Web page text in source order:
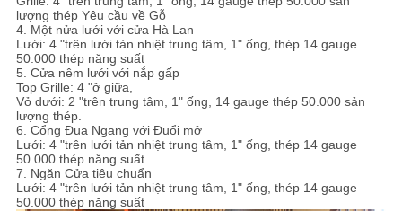
lượng thép Yêu cầu về Gỗ
4. Một nửa lưới với cửa Hà Lan
Lưới: 4 "trên lưới tản nhiệt trung tâm, 1" ống, thép 14 gauge
50.000 thép năng suất
5. Cửa nêm lưới với nắp gấp
Top Grille: 4 "ở giữa,
Vỏ dưới: 2 "trên trung tâm, 1" ống, 14 gauge thép 50.000 sản
lượng thép.
6. Cổng Đua Ngang với Đuổi mở
Lưới: 4 "trên lưới tản nhiệt trung tâm, 1" ống, thép 14 gauge
50.000 thép năng suất
7. Ngăn Cửa tiêu chuẩn
Lưới: 4 "trên lưới tản nhiệt trung tâm, 1" ống, thép 14 gauge
50.000 thép năng suất